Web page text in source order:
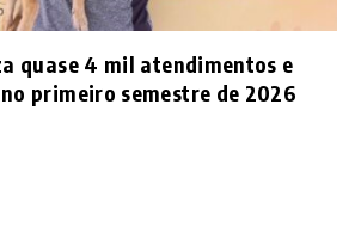
quase 4 mil atendimentos e
primeiro semestre de 2026